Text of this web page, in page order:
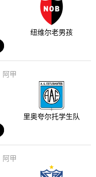
纽维尔老男孩
阿甲
里奥夸尔托学生队
阿甲